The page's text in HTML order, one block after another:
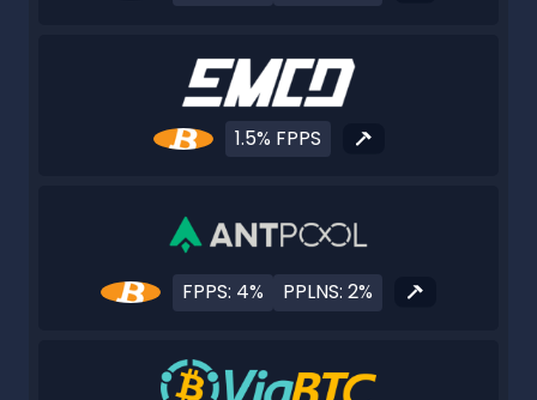
1.5% FPPS
FPPS: 4% PPLNS: 2%